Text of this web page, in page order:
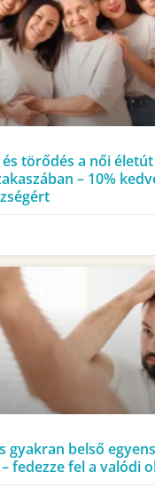
törődés a női életút
– 10%
gyakran belső
fedezze fel a valódi